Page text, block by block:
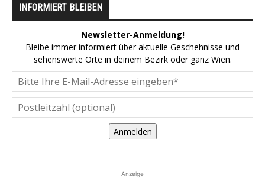
INFORMIERT BLEIBEN
Newsletter-Anmeldung!
Bleibe immer informiert über aktuelle Geschehnisse und
sehenswerte Orte in deinem Bezirk oder ganz Wien.
Anmelden
Anzeige